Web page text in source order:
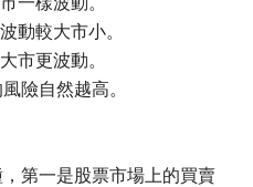
動較大市小。
市更波動。
險自然越高。
第一是股票市場上的買賣